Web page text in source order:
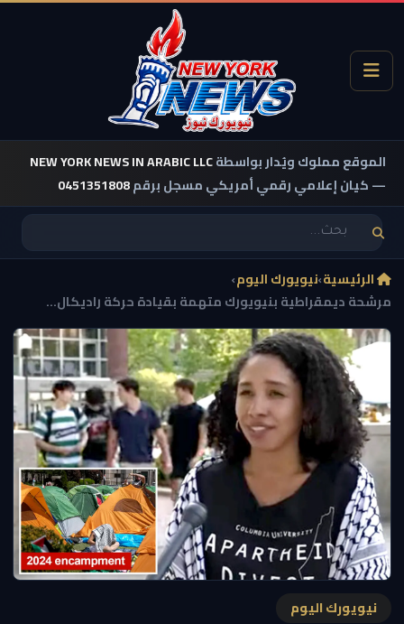
الموقع مملوك ويُدار بواسطةNEW YORK NEWS IN ARABIC LLC
— كيان إعلامي رقمي أمريكي مسجل برقم0451351808
الرئيسية›نيويورك اليوم›
مرشحة ديمقراطية بنيويورك متهمة بقيادة حركة راديكال...
نيويورك اليوم